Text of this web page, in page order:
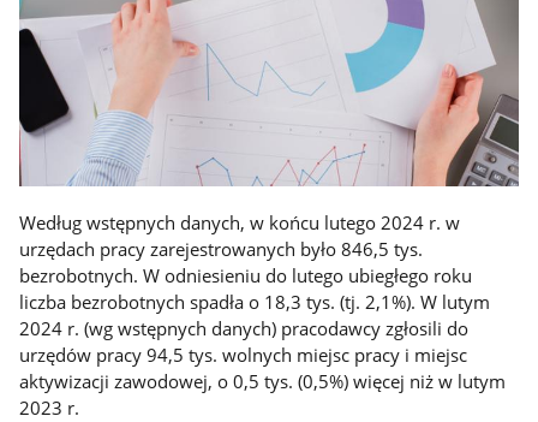
Według wstępnych danych, w końcu lutego 2024 r. w
urzędach pracy zarejestrowanych było 846,5 tys.
bezrobotnych. W odniesieniu do lutego ubiegłego roku
liczba bezrobotnych spadła o 18,3 tys. (tj. 2,1%). W lutym
2024 r. (wg wstępnych danych) pracodawcy zgłosili do
urzędów pracy 94,5 tys. wolnych miejsc pracy i miejsc
aktywizacji zawodowej, o 0,5 tys. (0,5%) więcej niż w lutym
2023 r.